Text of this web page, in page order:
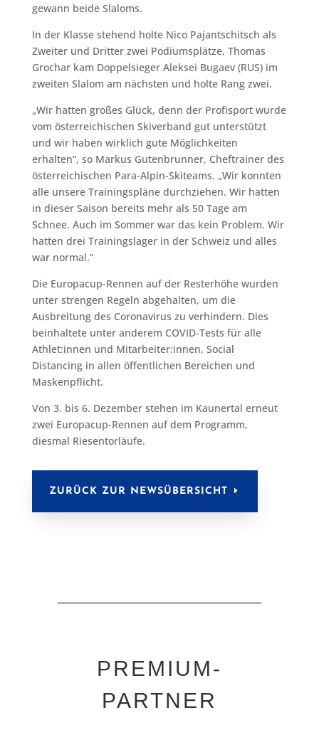
gewann beide Slaloms.
In der Klasse stehend holte Nico Pajantschitsch als
Zweiter und Dritter zwei Podiumsplätze, Thomas
Grochar kam Doppelsieger Aleksei Bugaev (RUS) im
zweiten Slalom am nächsten und holte Rang zwei.
„Wir hatten großes Glück, denn der Profisport wurde
vom österreichischen Skiverband gut unterstützt
und wir haben wirklich gute Möglichkeiten
erhalten“, so Markus Gutenbrunner, Cheftrainer des
österreichischen Para-Alpin-Skiteams. „Wir konnten
alle unsere Trainingspläne durchziehen. Wir hatten
in dieser Saison bereits mehr als 50 Tage am
Schnee. Auch im Sommer war das kein Problem. Wir
hatten drei Trainingslager in der Schweiz und alles
war normal.“
Die Europacup-Rennen auf der Resterhöhe wurden
unter strengen Regeln abgehalten, um die
Ausbreitung des Coronavirus zu verhindern. Dies
beinhaltete unter anderem COVID-Tests für alle
Athlet:innen und Mitarbeiter:innen, Social
Distancing in allen öffentlichen Bereichen und
Maskenpflicht.
Von 3. bis 6. Dezember stehen im Kaunertal erneut
zwei Europacup-Rennen auf dem Programm,
diesmal Riesentorläufe.
ZURÜCK ZUR NEWSÜBERSICHT
PREMIUM-
PARTNER